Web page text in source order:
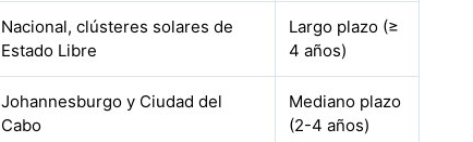
Nacional, clústeres solares de
Estado Libre
Largo plazo (≥
4 años)
Johannesburgo y Ciudad del
Cabo
Mediano plazo
(2-4 años)